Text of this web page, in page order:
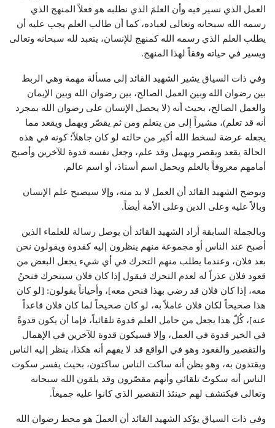
العمل الذي نسير فيه وأن العلمَ الذي نطلبه هو فعلاً المنهج الذي
رسمه الله سبحانه وتعالى لعباده، كما أن طالب العلم يجب عليه أن
يطلب العلم الذي رسمه الله كمنهج للإنسان، يتعبد لله سبحانه وتعالى
ويسير في حياته وفقاً لهذا المنهج.
وفي ذات السياق يشير الشهيد القائد إلى مسألة مهمة وهي الربط
بين رضوان الله وبين العمل الصالح، بين رضوان الله وبين الإيمان
والعمل الصالح، بحيث أنه (لا يحصل الإنسان على رضوان الله بمجرد
أنه قد تعلم)، مشيراً إلى من يتعلم ومن ثم يقصّر ويهمل ويقعد مما
يجعله عرضة لسخط الله أكبر من حالته لو كان جاهلاً؛ كونه في هذه
الحالة يقعد ويقصر ويهمل وقد علم، وجعل نفسه قدوة للآخرين وأصبح
أمامهم معروفاً بالعلم ويحمل اسم أستاذ، أو اسم عالم.
ويوضح الشهيد القائد أن العمل لا بد منه، وإلا سيصبح علم الإنسان
وبالاً عليه وعلى الدين وعلى الأمة أيضاً.
وبالجملة السابقة أراد الشهيد القائد أن يوصل رسالة للعلماء الذين
أصبح عند الناس أو مجموعة منهم ينظرون إليه كقدوة ويقولون نحن
بعد فلان، وعندما يطلب منهم التحرك في أي شيء يجعل البعض من
قعود فلان عذراً له لعدم التحرك فيقول إذا كان فلان سيتحرك فنحنُ
معه، إذا كان فلان قد رضي بهذا فنحن معه]، وأحياناً يقولون: [لو كان
هذا صحيحاً لكان فلان عاملاً به، لو كان صحيحاً لما كان فلان قاعداً
عنه]، كُلّ هذا يجعل من حامل العلم قدوة تلقائياً، فإما أن يكون قدوةً
في الخير قدوة في العمل، وإلا فسيكون قدوة للآخرين في الإهمال
والتقصير والقعود وهو في الواقع قد لا يفهم أنه هكذا، ينظر إليه الناس
ويقتدون به، وهو يظن أنه ساكت الناس ساكتون، بحيث يفسر سكوت
الناس أنه سكوتٌ تلقائي وأنهم مقصّرون وقد يلقون الله سبحانه
وتعالى فيكتشف لهم حينئذ التقصير الذي كانوا عليه جميعاً.
وفي ذات السياق يؤكد الشهيد القائد أن العملَ هو محط رضوان الله